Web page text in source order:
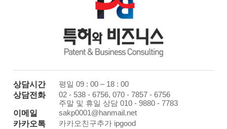
상담시간
평일 09 : 00 – 18 : 00
상담전화
02 - 538 - 6756, 070 - 7857 - 6756
주말 및 휴일 상담 010 - 9880 - 7783
이메일
sakp0001@hanmail.net
카카오톡
카카오친구추가 ipgood